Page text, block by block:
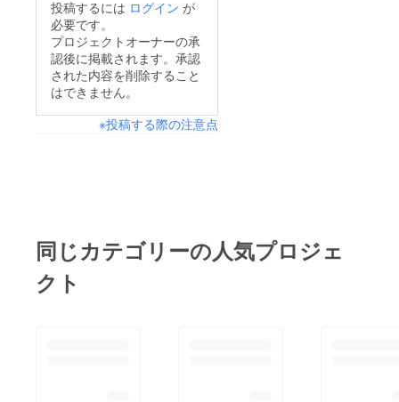
投稿するには ログイン が
必要です。
プロジェクトオーナーの承
認後に掲載されます。承認
された内容を削除すること
はできません。
※投稿する際の注意点
同じカテゴリーの人気プロジェ
クト